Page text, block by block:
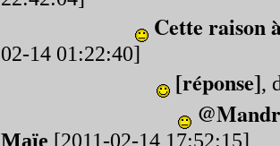
Cette raison
02-14 01:22:40]
[réponse],
Maïe [2011-02-14 17:52:15]